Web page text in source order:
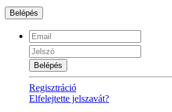
Belépés
Belépés
Regisztráció
Elfelejtette jelszavát?